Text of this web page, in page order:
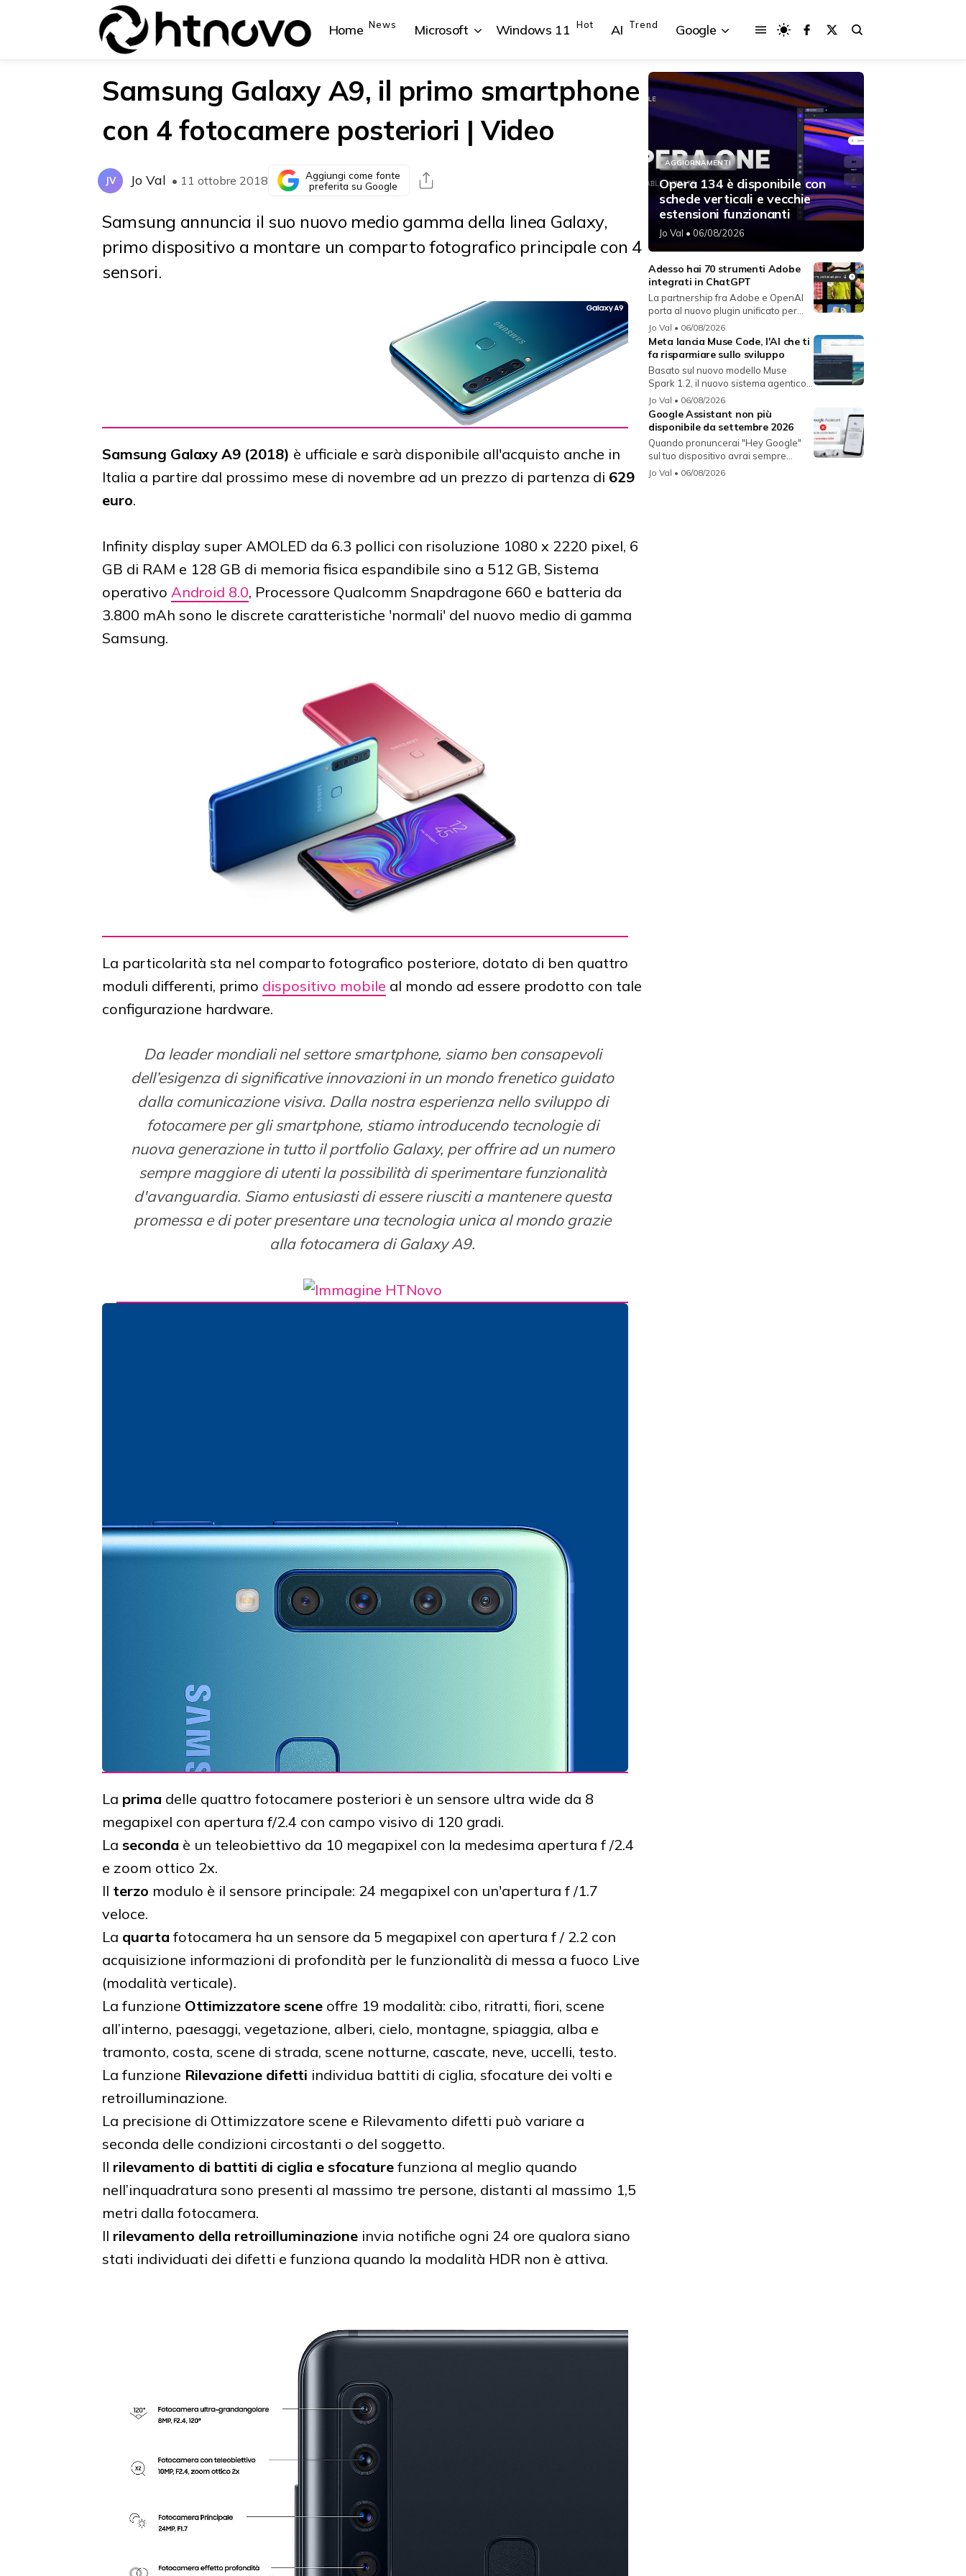
Home News Microsoft
{{POSTS[0].LABEL}} {{POSTS[1].LABEL}} {{POSTS[2].LABEL}} {{POSTS[3].LABEL}}
{{posts[3].title}}
Windows 11 Hot AI Trend Google
{{POSTS[0].LABEL}} {{POSTS[1].LABEL}} {{POSTS[2].LABEL}} {{POSTS[3].LABEL}}
{{posts[3].title}}
Samsung Galaxy A9, il primo smartphone
con 4 fotocamere posteriori | Video
JV Jo Val • 11 ottobre 2018
Aggiungi come fonte
preferita su Google
Samsung annuncia il suo nuovo medio gamma della linea Galaxy,
primo dispositivo a montare un comparto fotografico principale con 4
sensori.
Samsung Galaxy A9 (2018) è ufficiale e sarà disponibile all'acquisto anche in
Italia a partire dal prossimo mese di novembre ad un prezzo di partenza di 629
euro.
Infinity display super AMOLED da 6.3 pollici con risoluzione 1080 x 2220 pixel, 6
GB di RAM e 128 GB di memoria fisica espandibile sino a 512 GB, Sistema
operativo Android 8.0, Processore Qualcomm Snapdragone 660 e batteria da
3.800 mAh sono le discrete caratteristiche 'normali' del nuovo medio di gamma
Samsung.
La particolarità sta nel comparto fotografico posteriore, dotato di ben quattro
moduli differenti, primo dispositivo mobile al mondo ad essere prodotto con tale
configurazione hardware.
Da leader mondiali nel settore smartphone, siamo ben consapevoli
dell’esigenza di significative innovazioni in un mondo frenetico guidato
dalla comunicazione visiva. Dalla nostra esperienza nello sviluppo di
fotocamere per gli smartphone, stiamo introducendo tecnologie di
nuova generazione in tutto il portfolio Galaxy, per offrire ad un numero
sempre maggiore di utenti la possibilità di sperimentare funzionalità
d'avanguardia. Siamo entusiasti di essere riusciti a mantenere questa
promessa e di poter presentare una tecnologia unica al mondo grazie
alla fotocamera di Galaxy A9.
La prima delle quattro fotocamere posteriori è un sensore ultra wide da 8
megapixel con apertura f/2.4 con campo visivo di 120 gradi.
La seconda è un teleobiettivo da 10 megapixel con la medesima apertura f /2.4
e zoom ottico 2x.
Il terzo modulo è il sensore principale: 24 megapixel con un'apertura f /1.7
veloce.
La quarta fotocamera ha un sensore da 5 megapixel con apertura f / 2.2 con
acquisizione informazioni di profondità per le funzionalità di messa a fuoco Live
(modalità verticale).
La funzione Ottimizzatore scene offre 19 modalità: cibo, ritratti, fiori, scene
all’interno, paesaggi, vegetazione, alberi, cielo, montagne, spiaggia, alba e
tramonto, costa, scene di strada, scene notturne, cascate, neve, uccelli, testo.
La funzione Rilevazione difetti individua battiti di ciglia, sfocature dei volti e
retroilluminazione.
La precisione di Ottimizzatore scene e Rilevamento difetti può variare a
seconda delle condizioni circostanti o del soggetto.
Il rilevamento di battiti di ciglia e sfocature funziona al meglio quando
nell’inquadratura sono presenti al massimo tre persone, distanti al massimo 1,5
metri dalla fotocamera.
Il rilevamento della retroilluminazione invia notifiche ogni 24 ore qualora siano
stati individuati dei difetti e funziona quando la modalità HDR non è attiva.
AGGIORNAMENTI
Opera 134 è disponibile con
schede verticali e vecchie
estensioni funzionanti
Jo Val • 06/08/2026
Adesso hai 70 strumenti Adobe
integrati in ChatGPT
La partnership fra Adobe e OpenAI
porta al nuovo plugin unificato per...
Jo Val • 06/08/2026
Meta lancia Muse Code, l'AI che ti
fa risparmiare sullo sviluppo
Basato sul nuovo modello Muse
Spark 1.2, il nuovo sistema agentico
fun...
Jo Val • 06/08/2026
Google Assistant non più
disponibile da settembre 2026
Quando pronuncerai "Hey Google"
sul tuo dispositivo avrai sempre
Gemin...
Jo Val • 06/08/2026